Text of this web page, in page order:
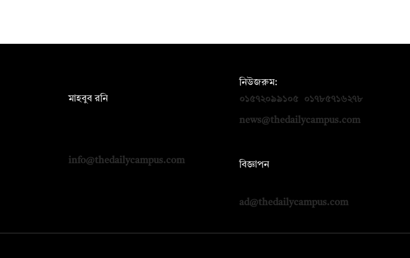
মাহবুব রনি
info@thedailycampus.com
নিউজরুম:
০১৫৭২০৯৯১০৫
০১৭৮৫৭১৬২৭৮
news@thedailycampus.com
বিজ্ঞাপন
ad@thedailycampus.com